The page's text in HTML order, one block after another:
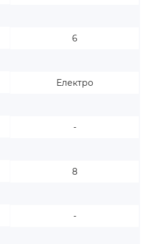
6
Електро
-
8
-